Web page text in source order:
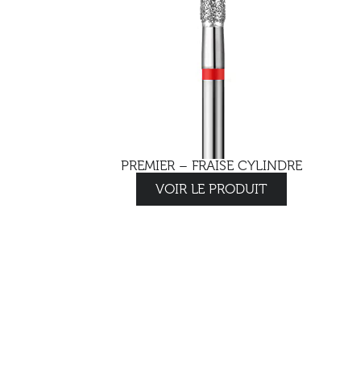
PREMIER – FRAISE CYLINDRE
VOIR LE PRODUIT